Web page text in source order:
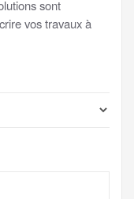
sont
vos travaux à